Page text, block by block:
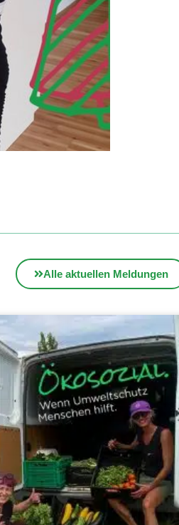
Alle aktuellen Meldungen